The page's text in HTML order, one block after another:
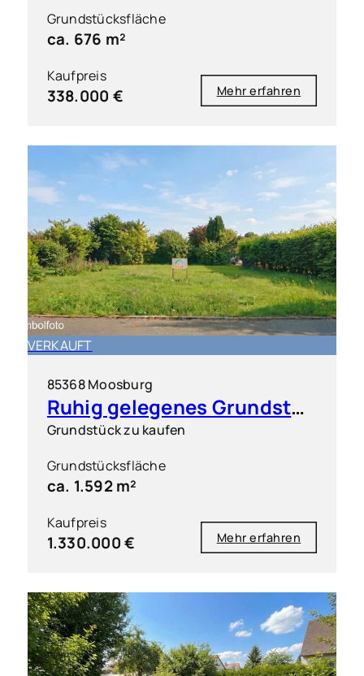
Grundstücksfläche
ca. 676 m²
Kaufpreis
338.000 € Mehr erfahren
VERKAUFT
85368 Moosburg
Ruhig gelegenes Grundstück in Moosburg-Nord/Neustadt mit vielseitiger Nutzungsperspektive
Grundstück zu kaufen
Grundstücksfläche
ca. 1.592 m²
Kaufpreis
1.330.000 € Mehr erfahren